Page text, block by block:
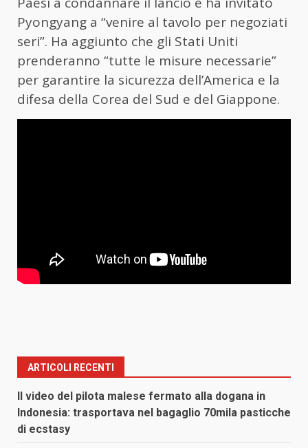
Pyongyang a “venire al tavolo per negoziati
seri”. Ha aggiunto che gli Stati Uniti
prenderanno “tutte le misure necessarie”
per garantire la sicurezza dell’America e la
difesa della Corea del Sud e del Giappone.
ARTICOLI RECENTI
Il video del pilota malese fermato alla dogana in
Indonesia: trasportava nel bagaglio 70mila pasticche
di ecstasy